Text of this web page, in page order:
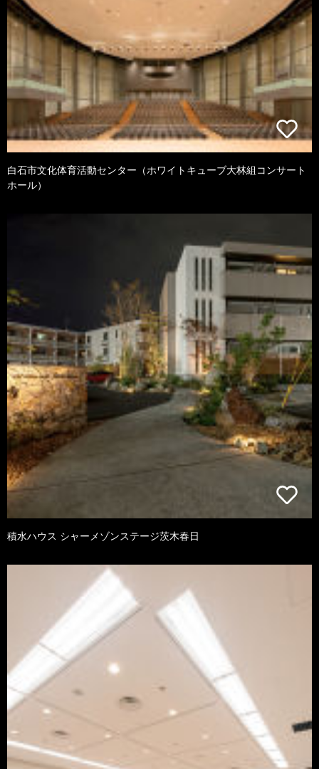
白石市文化体育活動センター（ホワイトキューブ大林組コンサート
ホール）
積水ハウス シャーメゾンステージ茨木春日